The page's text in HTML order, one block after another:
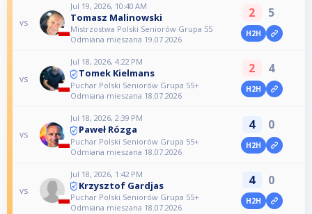
vs
Jul 19, 2026, 10:40 AM
Tomasz Malinowski
Mistrzostwa Polski Seniorów Grupa 55
Odmiana mieszana 19.07.2026
2 5
H2H
vs
Jul 18, 2026, 4:22 PM
Tomek Kielmans
Puchar Polski Seniorów Grupa 55+
Odmiana mieszana 18.07.2026
2 4
H2H
vs
Jul 18, 2026, 2:39 PM
Paweł Rózga
Puchar Polski Seniorów Grupa 55+
Odmiana mieszana 18.07.2026
4 0
H2H
vs
Jul 18, 2026, 1:42 PM
Krzysztof Gardjas
Puchar Polski Seniorów Grupa 55+
Odmiana mieszana 18.07.2026
4 0
H2H